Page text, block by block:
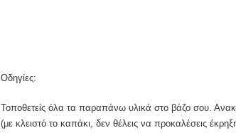
Οδηγίες:
Τοποθετείς όλα τα παραπάνω υλικά στο βάζο σου.
(με κλειστό το καπάκι, δεν θέλεις να προκαλέσεις